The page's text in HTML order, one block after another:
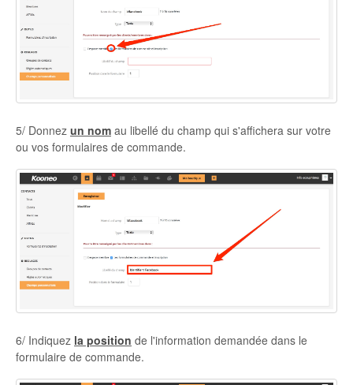
5/ Donnez un nom au libellé du champ qui s'affichera sur votre
ou vos formulaires de commande.
6/ Indiquez la position de l'information demandée dans le
formulaire de commande.